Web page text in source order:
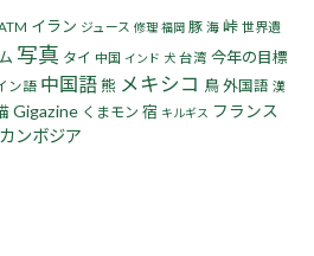
ATM イラン ジュース 修理 福岡 豚 海 峠 世界遺
写真 タイ 中国 インド 犬 台湾 今年の目標
ン語 中国語熊 メキシコ 鳥 外国語 漢
Gigazine くまモン 宿 キルギス フランス
カンボジア